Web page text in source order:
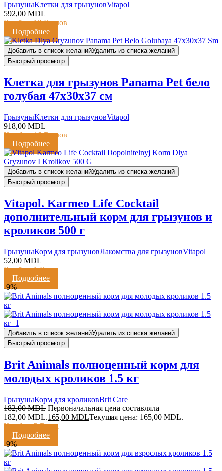
ГрызуныКлетки для грызуновVitapol
592,00 MDL
Кешбэк:12 Баллов
Подробнее
Добавить в список желанийУдалить из списка желаний
Быстрый просмотр
Клетка для грызунов Panama Pet бело
голубая 47x30x37 см
ГрызуныКлетки для грызуновVitapol
918,00 MDL
Кешбэк:18 Баллов
Подробнее
Добавить в список желанийУдалить из списка желаний
Быстрый просмотр
Vitapol. Karmeo Life Cocktail
дополнительный корм для грызунов и
кроликов 500 г
ГрызуныКорм для грызуновЛакомства для грызуновVitapol
52,00 MDL
Кешбэк:1 Балл
Подробнее
-9%
Добавить в список желанийУдалить из списка желаний
Быстрый просмотр
Brit Animals полноценный корм для
молодых кроликов 1.5 кг
ГрызуныКорм для кроликовBrit Care
182,00MDL Первоначальная цена составляла
182,00 MDL.165,00 MDLТекущая цена: 165,00 MDL.
Кешбэк:3 Балла
Подробнее
-9%